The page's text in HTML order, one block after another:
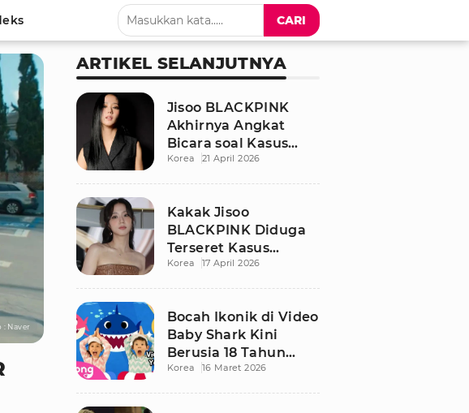
CARI
: Naver
ARTIKEL SELANJUTNYA
Jisoo BLACKPINK
Akhirnya Angkat
Bicara soal Kasus
Dugaan Pelecehan
Korea 21 April 2026
Kakak Jisoo
BLACKPINK Diduga
Terseret Kasus
Pelecehan Seksual,
Korea 17 April 2026
Bocah Ikonik di Video
Baby Shark Kini
Berusia 18 Tahun
Bikin Publik
Korea 16 Maret 2026